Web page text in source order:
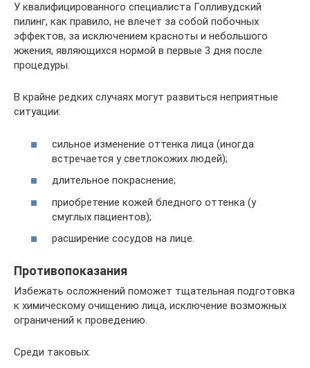
У квалифицированного специалиста Голливудский
пилинг, как правило, не влечет за собой побочных
эффектов, за исключением красноты и небольшого
жжения, являющихся нормой в первые 3 дня после
процедуры.
В крайне редких случаях могут развиться неприятные
ситуации:
сильное изменение оттенка лица (иногда
встречается у светлокожих людей);
длительное покраснение;
приобретение кожей бледного оттенка (у
смуглых пациентов);
расширение сосудов на лице.
Противопоказания
Избежать осложнений поможет тщательная подготовка
к химическому очищению лица, исключение возможных
ограничений к проведению.
Среди таковых: